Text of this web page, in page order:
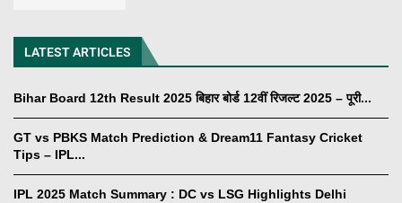
LATEST ARTICLES
Bihar Board 12th Result 2025 बिहार बोर्ड 12वीं रिजल्ट 2025 – पूरी...
GT vs PBKS Match Prediction & Dream11 Fantasy Cricket
Tips – IPL...
IPL 2025 Match Summary : DC vs LSG Highlights Delhi